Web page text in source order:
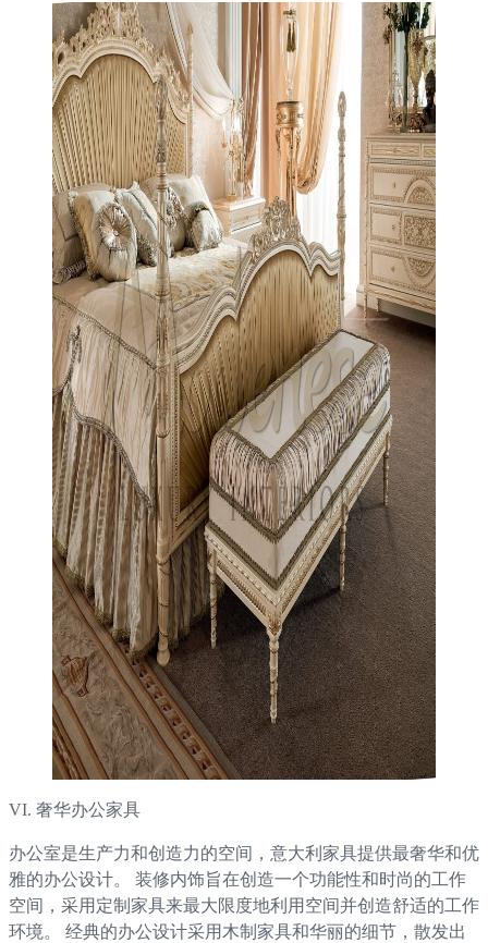
VI. 奢华办公家具
办公室是生产力和创造力的空间，意大利家具提供最奢华和优
雅的办公设计。 装修内饰旨在创造一个功能性和时尚的工作
空间，采用定制家具来最大限度地利用空间并创造舒适的工作
环境。 经典的办公设计采用木制家具和华丽的细节，散发出